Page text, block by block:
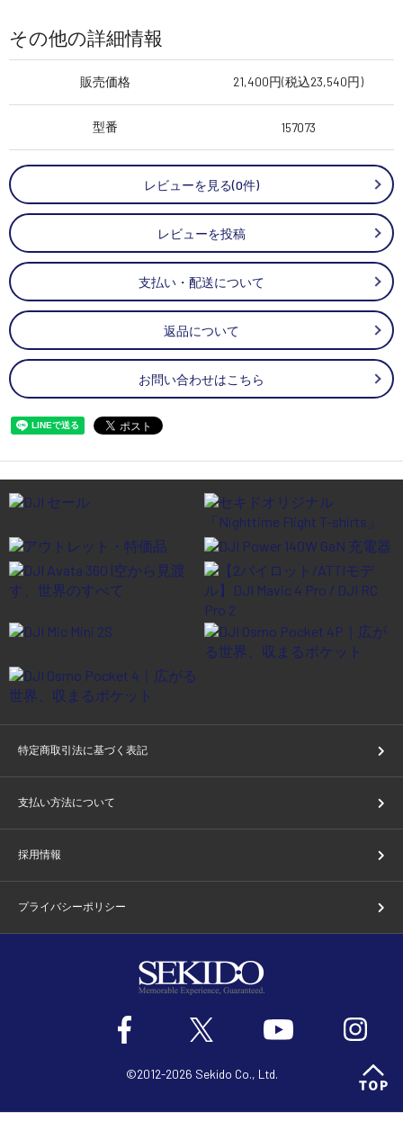
その他の詳細情報
販売価格 21,400円(税込23,540円)
型番 157073
レビューを見る(0件)
レビューを投稿
支払い・配送について
返品について
お問い合わせはこちら
特定商取引法に基づく表記
支払い方法について
採用情報
プライバシーポリシー
©2012-2026 Sekido Co., Ltd.